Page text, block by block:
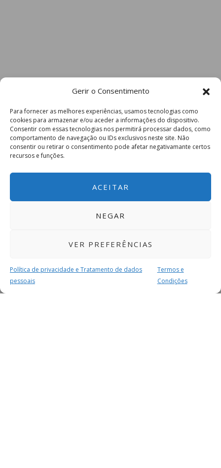
Gerir o Consentimento
Para fornecer as melhores experiências, usamos tecnologias como
cookies para armazenar e/ou aceder a informações do dispositivo.
Consentir com essas tecnologias nos permitirá processar dados, como
comportamento de navegação ou IDs exclusivos neste site. Não
consentir ou retirar o consentimento pode afetar negativamante certos
recursos e funções.
ACEITAR
NEGAR
VER PREFERÊNCIAS
Política de privacidade e Tratamento de dados
pessoais
Termos e
Condições